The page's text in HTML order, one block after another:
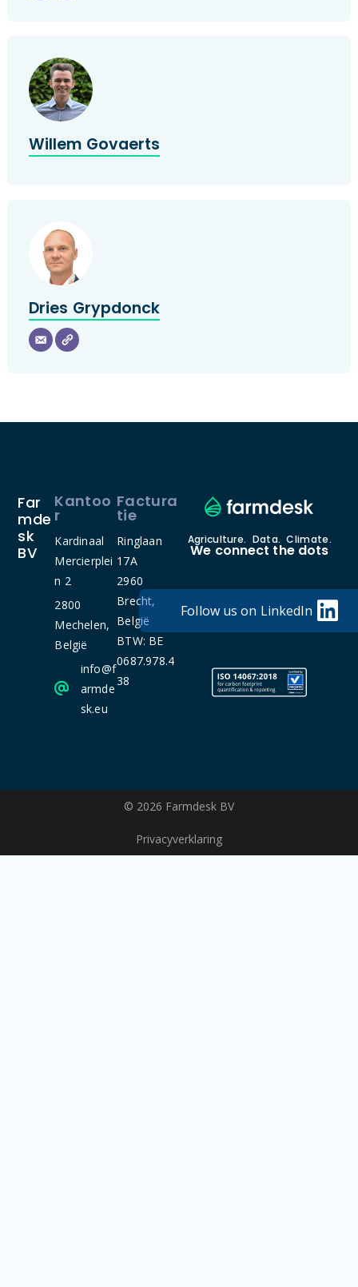
Willem Govaerts
Dries Grypdonck
Far
Mde
Sk
BV
Kantoo
r
Kardinaal
Mercierplei
n 2
2800
Mechelen,
België
info@f
armde
sk.eu
Factura
tie
Ringlaan
17A
2960
Brecht,
België
BTW: BE
0687.978.4
38
Agriculture. Data. Climate.
We connect the dots
Follow us on LinkedIn
© 2026 Farmdesk BV
Privacyverklaring